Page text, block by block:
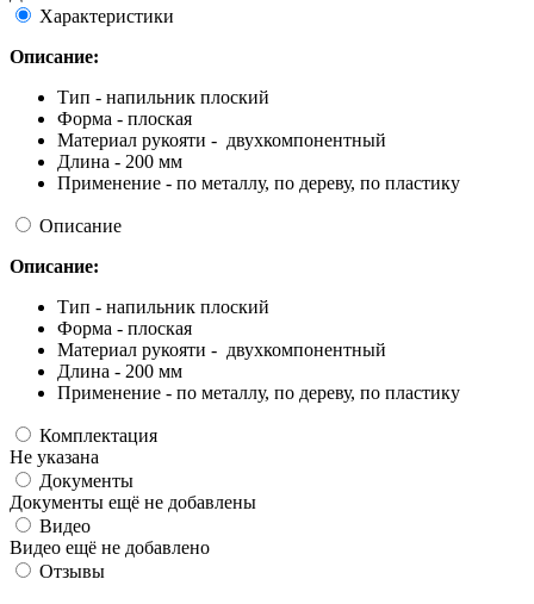
Характеристики
Описание:
Тип - напильник плоский
Форма - плоская
Материал рукояти - двухкомпонентный
Длина - 200 мм
Применение - по металлу, по дереву, по пластику
Описание
Описание:
Тип - напильник плоский
Форма - плоская
Материал рукояти - двухкомпонентный
Длина - 200 мм
Применение - по металлу, по дереву, по пластику
Комплектация
Не указана
Документы
Документы ещё не добавлены
Видео
Видео ещё не добавлено
Отзывы